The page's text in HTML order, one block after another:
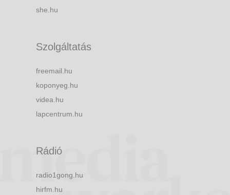
she.hu
Szolgáltatás
freemail.hu
koponyeg.hu
videa.hu
lapcentrum.hu
Rádió
radio1gong.hu
hirfm.hu